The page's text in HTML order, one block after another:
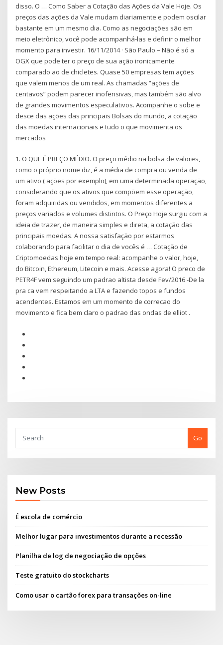
disso. O … Como Saber a Cotação das Ações da Vale Hoje. Os
preços das ações da Vale mudam diariamente e podem oscilar
bastante em um mesmo dia. Como as negociações são em
meio eletrônico, você pode acompanhá-las e definir o melhor
momento para investir. 16/11/2014 · São Paulo – Não é só a
OGX que pode ter o preço de sua ação ironicamente
comparado ao de chicletes. Quase 50 empresas tem ações
que valem menos de um real. As chamadas “ações de
centavos” podem parecer inofensivas, mas também são alvo
de grandes movimentos especulativos. Acompanhe o sobe e
desce das ações das principais Bolsas do mundo, a cotação
das moedas internacionais e tudo o que movimenta os
mercados
1. O QUE É PREÇO MÉDIO. O preço médio na bolsa de valores,
como o próprio nome diz, é a média de compra ou venda de
um ativo ( ações por exemplo), em uma determinada operação,
considerando que os ativos que compõem esse operação,
foram adquiridas ou vendidos, em momentos diferentes a
preços variados e volumes distintos. O Preço Hoje surgiu com a
ideia de trazer, de maneira simples e direta, a cotação das
principais moedas. A nossa satisfação por estarmos
colaborando para facilitar o dia de vocês é … Cotação de
Criptomoedas hoje em tempo real: acompanhe o valor, hoje,
do Bitcoin, Ethereum, Litecoin e mais. Acesse agora! O preco de
PETR4F vem seguindo um padrao altista desde Fev/2016 -De la
pra ca vem respeitando a LTA e fazendo topos e fundos
acendentes. Estamos em um momento de correcao do
movimento e fica bem claro o padrao das ondas de elliot .
Go
New Posts
É escola de comércio
Melhor lugar para investimentos durante a recessão
Planilha de log de negociação de opções
Teste gratuito do stockcharts
Como usar o cartão forex para transações on-line